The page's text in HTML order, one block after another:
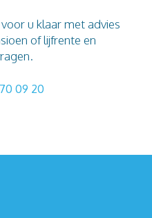
u klaar met advies
of lijfrente en
09 20